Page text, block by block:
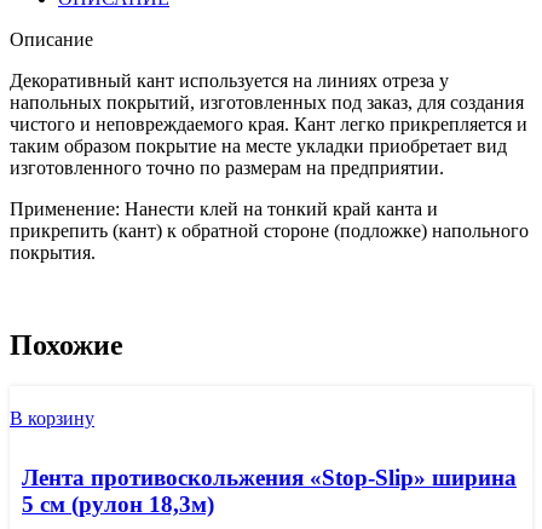
Описание
Декоративный кант используется на линиях отреза у
напольных покрытий, изготовленных под заказ, для создания
чистого и неповреждаемого края. Кант легко прикрепляется и
таким образом покрытие на месте укладки приобретает вид
изготовленного точно по размерам на предприятии.
Применение: Нанести клей на тонкий край канта и
прикрепить (кант) к обратной стороне (подложке) напольного
покрытия.
Похожие
В корзину
Лента противоскольжения «Stop-Slip» ширина
5 см (рулон 18,3м)